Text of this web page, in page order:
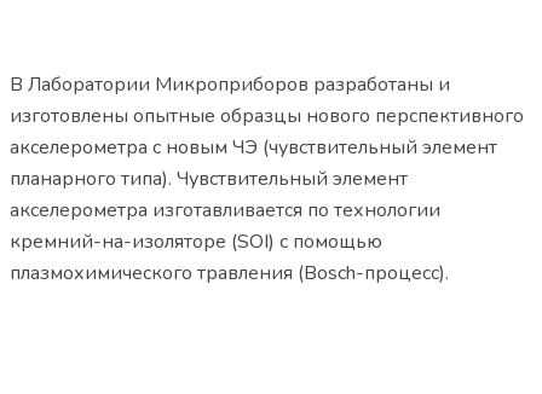
В Лаборатории Микроприборов разработаны и
изготовлены опытные образцы нового перспективного
акселерометра с новым ЧЭ (чувствительный элемент
планарного типа). Чувствительный элемент
акселерометра изготавливается по технологии
кремний-на-изоляторе (SOI) с помощью
плазмохимического травления (Bosch-процесс).